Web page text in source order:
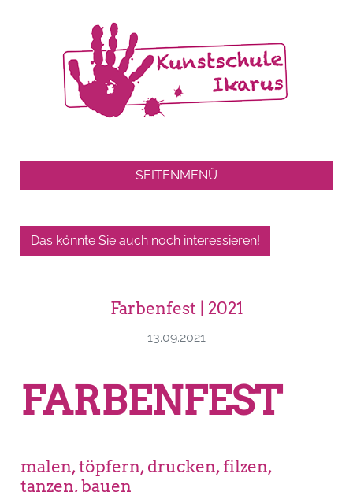
SEITENMENÜ
Das könnte Sie auch noch interessieren!
Farbenfest | 2021
13.09.2021
FARBENFEST
malen, töpfern, drucken, filzen,
tanzen, bauen